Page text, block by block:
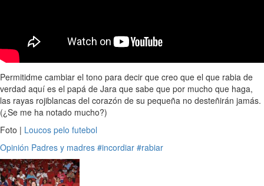
Permitidme cambiar el tono para decir que creo que el que rabia de
verdad aquí es el papá de Jara que sabe que por mucho que haga,
las rayas rojiblancas del corazón de su pequeña no desteñirán jamás.
(¿Se me ha notado mucho?)
Foto | Loucos pelo futebol
Opinión Padres y madres #incordiar #rabiar